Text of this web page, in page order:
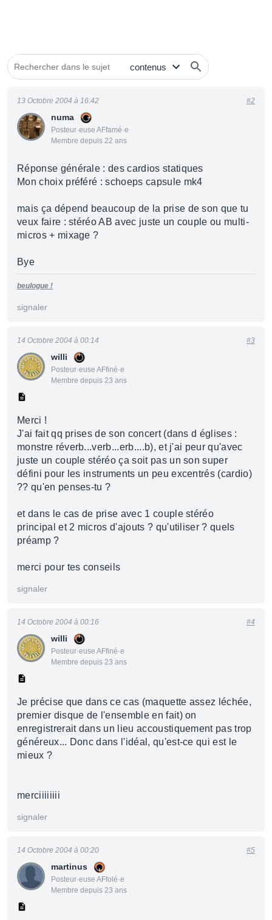
numa
Posteur·euse AFfamé·e
Membre depuis 22 ans
13 Octobre 2004 à 16:42 #2
Réponse générale : des cardios statiques
Mon choix préféré : schoeps capsule mk4
mais ça dépend beaucoup de la prise de son que tu
veux faire : stéréo AB avec juste un couple ou multi-
micros + mixage ?
Bye
beulogue !
signaler
willi
Posteur·euse AFfiné·e
Membre depuis 23 ans
14 Octobre 2004 à 00:14 #3
Merci !
J'ai fait qq prises de son concert (dans d églises :
monstre réverb...verb...erb....b), et j'ai peur qu'avec
juste un couple stéréo ça soit pas un son super
défini pour les instruments un peu excentrés (cardio)
?? qu'en penses-tu ?
et dans le cas de prise avec 1 couple stéréo
principal et 2 micros d'ajouts ? qu'utiliser ? quels
préamp ?
merci pour tes conseils
signaler
willi
Posteur·euse AFfiné·e
Membre depuis 23 ans
14 Octobre 2004 à 00:16 #4
Je précise que dans ce cas (maquette assez léchée,
premier disque de l'ensemble en fait) on
enregistrerait dans un lieu accoustiquement pas trop
généreux... Donc dans l'idéal, qu'est-ce qui est le
mieux ?
merciiiiiiii
signaler
martinus
Posteur·euse AFfolé·e
Membre depuis 23 ans
14 Octobre 2004 à 00:20 #5